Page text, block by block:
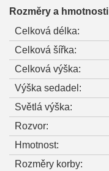
Rozměry a hmotnosti
Celková délka:
Celková šířka:
Celková výška:
Výška sedadel:
Světlá výška:
Rozvor:
Hmotnost:
Rozměry korby: